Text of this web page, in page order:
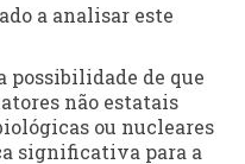
a analisar este
possibilidade de que
não estatais
ou nucleares
significativa para a